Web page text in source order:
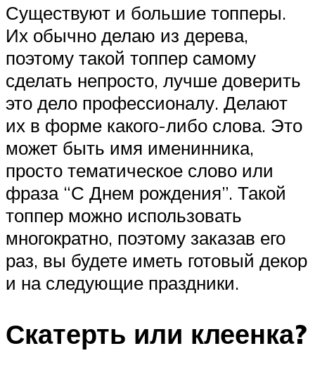
Существуют и большие топперы.
Их обычно делаю из дерева,
поэтому такой топпер самому
сделать непросто, лучше доверить
это дело профессионалу. Делают
их в форме какого-либо слова. Это
может быть имя именинника,
просто тематическое слово или
фраза “С Днем рождения”. Такой
топпер можно использовать
многократно, поэтому заказав его
раз, вы будете иметь готовый декор
и на следующие праздники.
Скатерть или клеенка?